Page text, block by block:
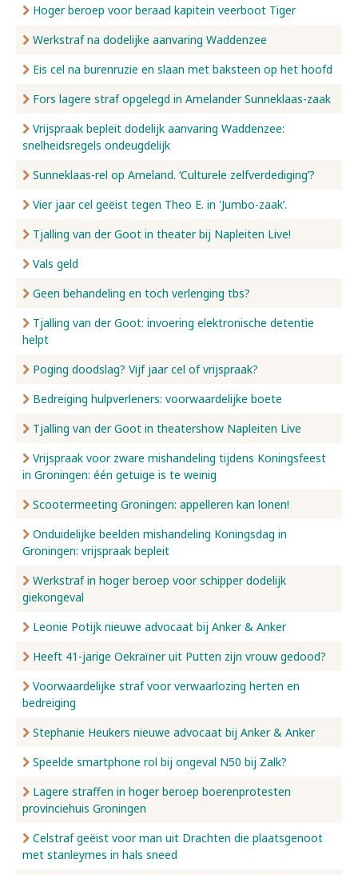
Hoger beroep voor beraad kapitein veerboot Tiger
Werkstraf na dodelijke aanvaring Waddenzee
Eis cel na burenruzie en slaan met baksteen op het hoofd
Fors lagere straf opgelegd in Amelander Sunneklaas-zaak
Vrijspraak bepleit dodelijk aanvaring Waddenzee:
snelheidsregels ondeugdelijk
Sunneklaas-rel op Ameland. ‘Culturele zelfverdediging’?
Vier jaar cel geëist tegen Theo E. in 'Jumbo-zaak’.
Tjalling van der Goot in theater bij Napleiten Live!
Vals geld
Geen behandeling en toch verlenging tbs?
Tjalling van der Goot: invoering elektronische detentie
helpt
Poging doodslag? Vijf jaar cel of vrijspraak?
Bedreiging hulpverleners: voorwaardelijke boete
Tjalling van der Goot in theatershow Napleiten Live
Vrijspraak voor zware mishandeling tijdens Koningsfeest
in Groningen: één getuige is te weinig
Scootermeeting Groningen: appelleren kan lonen!
Onduidelijke beelden mishandeling Koningsdag in
Groningen: vrijspraak bepleit
Werkstraf in hoger beroep voor schipper dodelijk
giekongeval
Leonie Potijk nieuwe advocaat bij Anker & Anker
Heeft 41-jarige Oekraïner uit Putten zijn vrouw gedood?
Voorwaardelijke straf voor verwaarlozing herten en
bedreiging
Stephanie Heukers nieuwe advocaat bij Anker & Anker
Speelde smartphone rol bij ongeval N50 bij Zalk?
Lagere straffen in hoger beroep boerenprotesten
provinciehuis Groningen
Celstraf geëist voor man uit Drachten die plaatsgenoot
met stanleymes in hals sneed